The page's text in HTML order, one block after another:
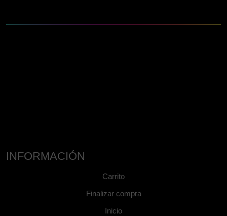
INFORMACIÓN
Carrito
Finalizar compra
Inicio